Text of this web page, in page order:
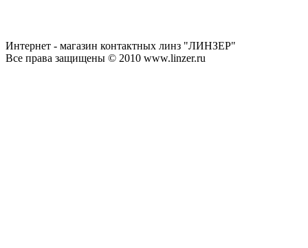
Интернет - магазин контактных линз "ЛИНЗЕР"
Все права защищены © 2010 www.linzer.ru